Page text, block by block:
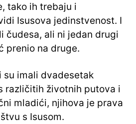
tako ih trebaju i
Isusova jedinstvenost. I
čudesa, ali ni jedan drugi
prenio na druge.
su imali dvadesetak
različitih životnih putova i
mladići, njihova je prava
s Isusom.